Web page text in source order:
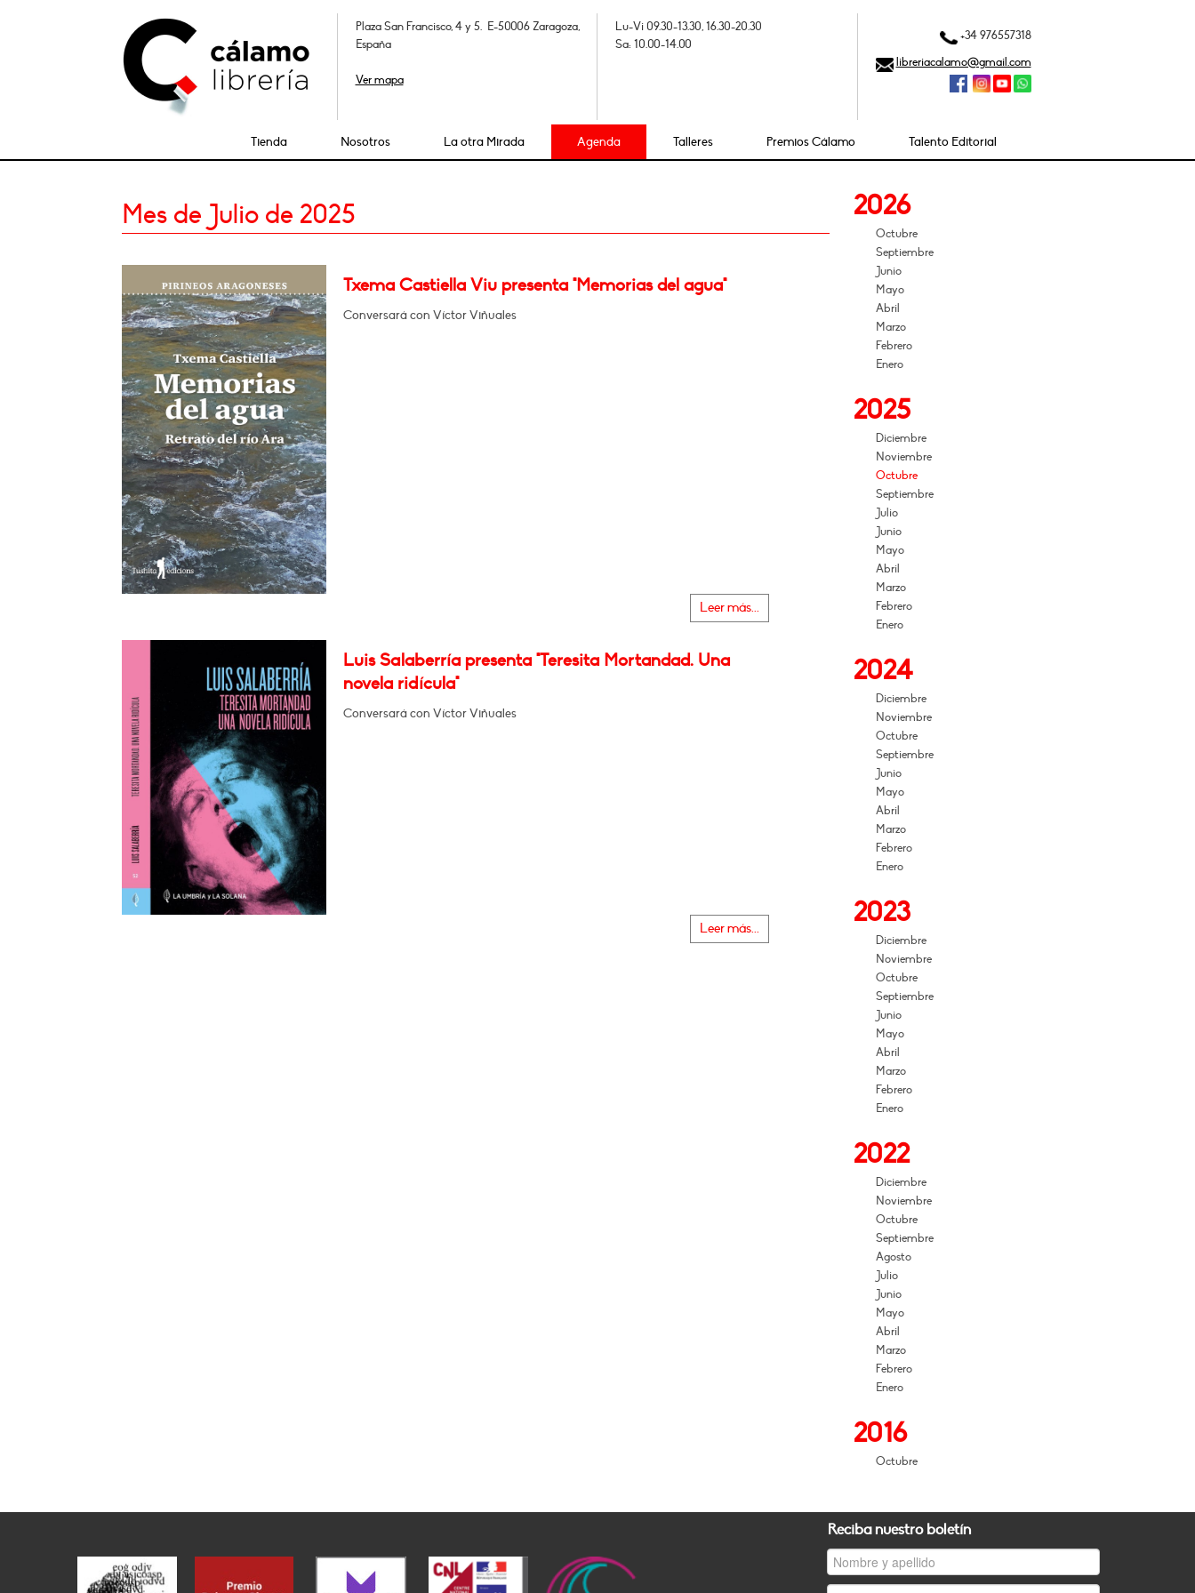
Plaza San Francisco, 4 y 5. E-50006 Zaragoza,
España
Ver mapa
Lu-Vi 09.30-13.30, 16.30-20.30
Sa: 10.00-14.00
+34 976557318
libreriacalamo@gmail.com
Tienda Nosotros La otra Mirada Agenda Talleres Premios Cálamo Talento Editorial
Mes de Julio de 2025
Txema Castiella Viu presenta "Memorias del agua"
Conversará con Víctor Viñuales
Leer más...
Luis Salaberría presenta "Teresita Mortandad. Una
novela ridícula"
Conversará con Víctor Viñuales
Leer más...
2026
Octubre
Septiembre
Junio
Mayo
Abril
Marzo
Febrero
Enero
2025
Diciembre
Noviembre
Octubre
Septiembre
Julio
Junio
Mayo
Abril
Marzo
Febrero
Enero
2024
Diciembre
Noviembre
Octubre
Septiembre
Junio
Mayo
Abril
Marzo
Febrero
Enero
2023
Diciembre
Noviembre
Octubre
Septiembre
Junio
Mayo
Abril
Marzo
Febrero
Enero
2022
Diciembre
Noviembre
Octubre
Septiembre
Agosto
Julio
Junio
Mayo
Abril
Marzo
Febrero
Enero
2016
Octubre
Reciba nuestro boletín